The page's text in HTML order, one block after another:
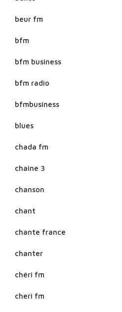
beur fm
bfm
bfm business
bfm radio
bfmbusiness
blues
chada fm
chaine 3
chanson
chant
chante france
chanter
chéri fm
cheri fm